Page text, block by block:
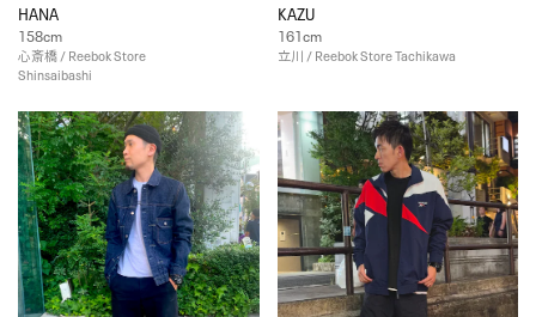
HANA
158cm
心斎橋 / Reebok Store
Shinsaibashi
KAZU
161cm
立川 / Reebok Store Tachikawa